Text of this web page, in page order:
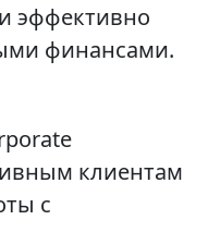
эффективно
финансами.
клиентам
с